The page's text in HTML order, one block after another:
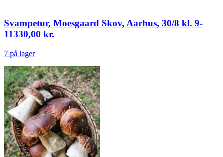
Svampetur, Moesgaard Skov, Aarhus, 30/8 kl. 9-
11330,00 kr.
7 på lager